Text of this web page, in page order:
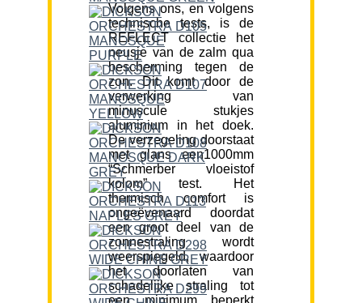
Volgens ons, en volgens
technische tests, is de
REFLECT collectie het
neusje van de zalm qua
bescherming tegen de
zon. Dit komt door de
verwerking van
minuscule stukjes
aluminium in het doek.
De verzegeling doorstaat
met glans een1000mm
“Schmerber vloeistof
kolom” test. Het
thermisch comfort is
ongeëvenaard doordat
een groot deel van de
zonnestraling wordt
weerspiegeld, waardoor
het doorlaten van
schadelijke straling tot
een minimum beperkt